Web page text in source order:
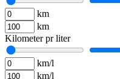
km
km
Kilometer pr liter
km/l
km/l